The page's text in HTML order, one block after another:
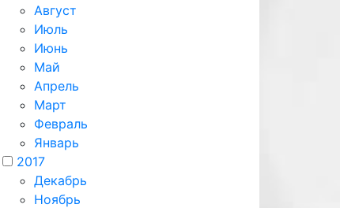
Август
Июль
Июнь
Май
Апрель
Март
Февраль
Январь
2017
Декабрь
Ноябрь